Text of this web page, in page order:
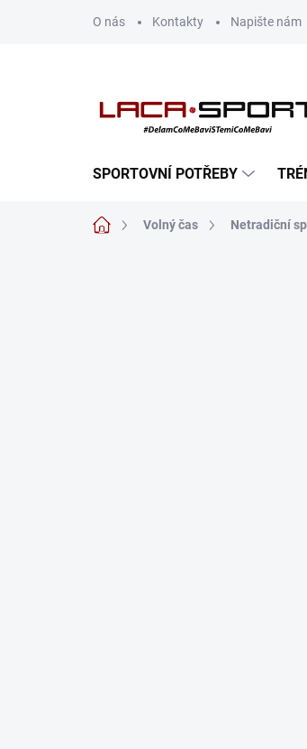
O nás Kontakty Napište nám
SPORTOVNÍ POTŘEBY
Domů Volný čas Netradiční